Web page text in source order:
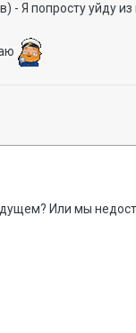
- Я попросту уйду из
Или мы